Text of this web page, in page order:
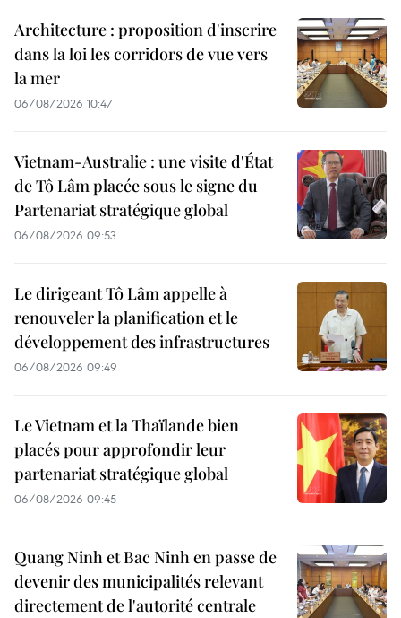
Architecture : proposition d'inscrire
dans la loi les corridors de vue vers
la mer
06/08/2026 10:47
Vietnam-Australie : une visite d'État
de Tô Lâm placée sous le signe du
Partenariat stratégique global
06/08/2026 09:53
Le dirigeant Tô Lâm appelle à
renouveler la planification et le
développement des infrastructures
06/08/2026 09:49
Le Vietnam et la Thaïlande bien
placés pour approfondir leur
partenariat stratégique global
06/08/2026 09:45
Quang Ninh et Bac Ninh en passe de
devenir des municipalités relevant
directement de l'autorité centrale